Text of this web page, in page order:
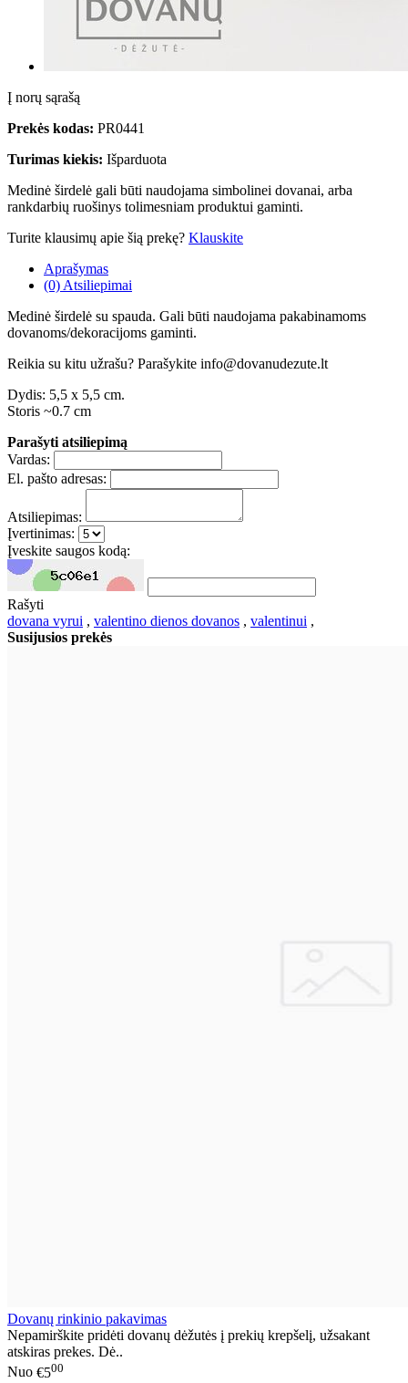
Į norų sąrašą
Prekės kodas: PR0441
Turimas kiekis: Išparduota
Medinė širdelė gali būti naudojama simbolinei dovanai, arba
rankdarbių ruošinys tolimesniam produktui gaminti.
Turite klausimų apie šią prekę? Klauskite
Aprašymas
(0) Atsiliepimai
Medinė širdelė su spauda. Gali būti naudojama pakabinamoms
dovanoms/dekoracijoms gaminti.
Reikia su kitu užrašu? Parašykite info@dovanudezute.lt
Dydis: 5,5 x 5,5 cm.
Storis ~0.7 cm
Parašyti atsiliepimą
Vardas:
El. pašto adresas:
Atsiliepimas:
Įvertinimas:
Įveskite saugos kodą:
Rašyti
dovana vyrui , valentino dienos dovanos , valentinui ,
Susijusios prekės
Dovanų rinkinio pakavimas
Nepamirškite pridėti dovanų dėžutės į prekių krepšelį, užsakant
atskiras prekes. Dė..
Nuo €500